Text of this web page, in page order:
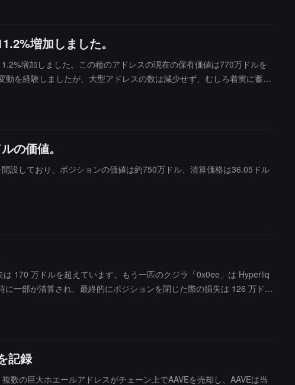
増加しました。
増加しました。この種のアドレスの現在の保有価値は770万ドルを
を経験しましたが、大型アドレスの数は減少せず、むしろ着実に蓄積
加が続いていることです。
の価値。
設しており、ポジションの価値は約750万ドル、清算価格は36.05ドル
170 万ドルを超えています。もう一匹のクジラ「0x0ee」は Hyperliq
一部が清算され、最終的にポジションを閉じた際の損失は 126 万ドル
記録
の巨大ホエールアドレスがチェーン上でAAVEを売却し、AAVEは当